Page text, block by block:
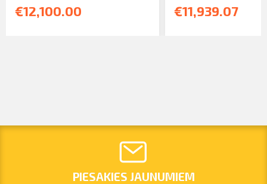
€12,100.00 €11,939.07
PIESAKIES JAUNUMIEM